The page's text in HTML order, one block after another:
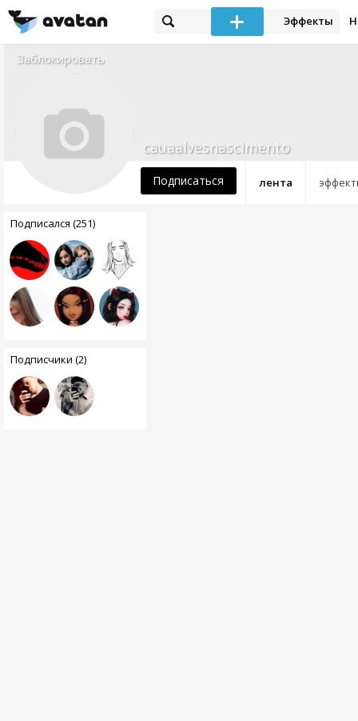
Эффекты
Заблокировать
лента
cauaalvesnascimento
Подписаться
Подписался (251)
Подписчики (2)